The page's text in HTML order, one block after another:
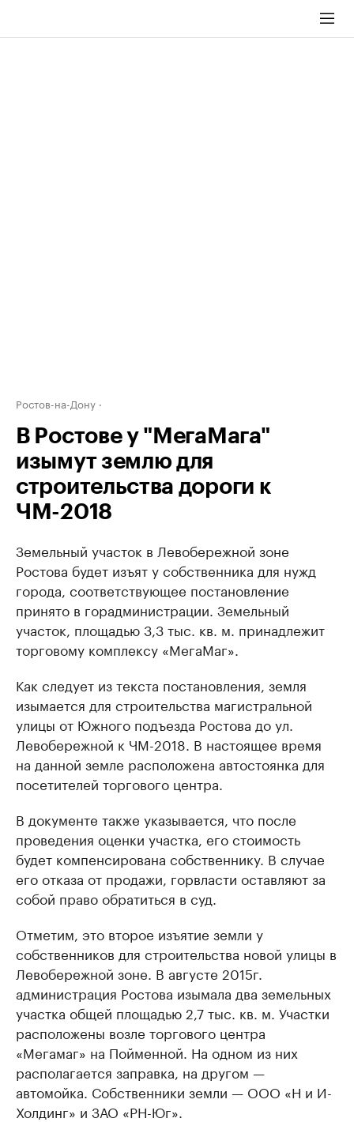
Ростов-на-Дону
В Ростове у "МегаМага"
изымут землю для
строительства дороги к
ЧМ-2018
Земельный участок в Левобережной зоне
Ростова будет изъят у собственника для нужд
города, соответствующее постановление
принято в горадминистрации. Земельный
участок, площадью 3,3 тыс. кв. м. принадлежит
торговому комплексу «МегаМаг».
Как следует из текста постановления, земля
изымается для строительства магистральной
улицы от Южного подъезда Ростова до ул.
Левобережной к ЧМ-2018. В настоящее время
на данной земле расположена автостоянка для
посетителей торгового центра.
В документе также указывается, что после
проведения оценки участка, его стоимость
будет компенсирована собственнику. В случае
его отказа от продажи, горвласти оставляют за
собой право обратиться в суд.
Отметим, это второе изъятие земли у
собственников для строительства новой улицы в
Левобережной зоне. В августе 2015г.
администрация Ростова изымала два земельных
участка общей площадью 2,7 тыс. кв. м. Участки
расположены возле торгового центра
«Мегамаг» на Пойменной. На одном из них
располагается заправка, на другом —
автомойка. Собственники земли — ООО «Н и И-
Холдинг» и ЗАО «РН-Юг».